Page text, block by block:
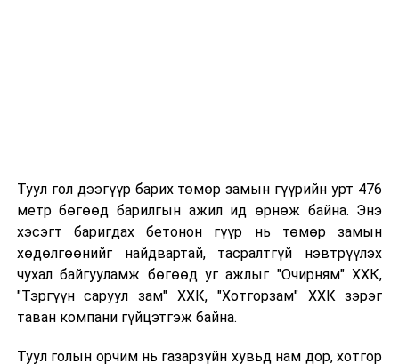
Туул гол дээгүүр барих төмөр замын гүүрийн урт 476
метр бөгөөд барилгын ажил ид өрнөж байна. Энэ
хэсэгт баригдах бетонон гүүр нь төмөр замын
хөдөлгөөнийг найдвартай, тасралтгүй нэвтрүүлэх
чухал байгууламж бөгөөд уг ажлыг "Очирням" ХХК,
"Тэргүүн саруул зам" ХХК, "Хотгорзам" ХХК зэрэг
таван компани гүйцэтгэж байна.
Туул голын орчим нь газарзүйн хувьд нам дор, хотгор